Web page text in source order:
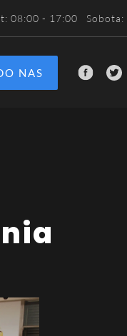
: 08:00 - 17:00 Sobota:
NAS